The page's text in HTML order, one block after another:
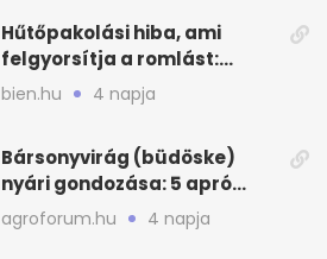
Hűtőpakolási hiba, ami
felgyorsítja a romlást:
zónákra figyelj
bien.hu 4 napja
Bársonyvirág (büdöske)
nyári gondozása: 5 apró
lépés a dús virágzásért
agroforum.hu 4 napja